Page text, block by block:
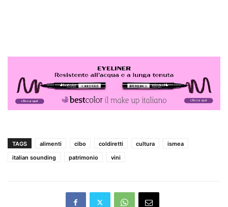
TAGS alimenti cibo coldiretti cultura
ismea
italian sounding
patrimonio vini